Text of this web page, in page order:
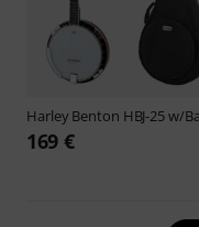
Harley Benton HBJ-25 w/
169 €